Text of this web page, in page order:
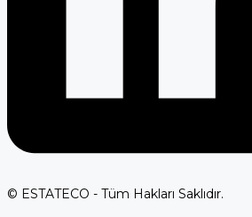
© ESTATECO - Tüm Hakları Saklıdır.